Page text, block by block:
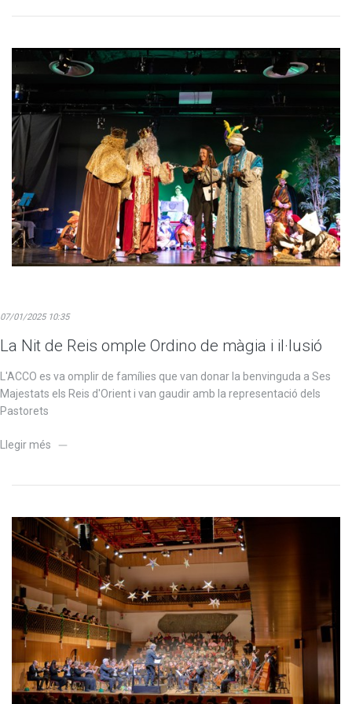
07/01/2025 10:35
La Nit de Reis omple Ordino de màgia i il·lusió
L'ACCO es va omplir de famílies que van donar la benvinguda a Ses
Majestats els Reis d'Orient i van gaudir amb la representació dels
Pastorets
Llegir més